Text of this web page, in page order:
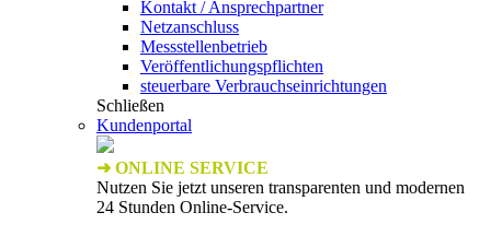
Kontakt / Ansprechpartner
Netzanschluss
Messstellenbetrieb
Veröffentlichungspflichten
steuerbare Verbrauchseinrichtungen
Schließen
Kundenportal
➜ ONLINE SERVICE
Nutzen Sie jetzt unseren transparenten und modernen
24 Stunden Online-Service.